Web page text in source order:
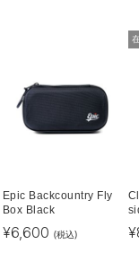
Epic Backcountry Fly
Box Black
¥6,600 (税込) ¥